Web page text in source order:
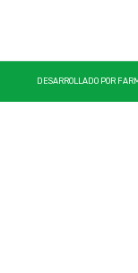
DESARROLLADO POR